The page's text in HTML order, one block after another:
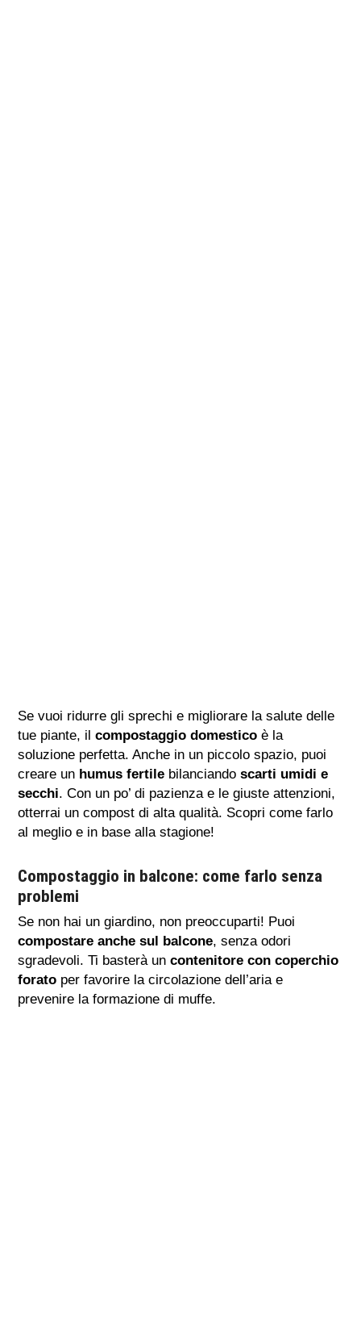
Se vuoi ridurre gli sprechi e migliorare la salute delle
tue piante, ilcompostaggio domestico è la
soluzione perfetta. Anche in un piccolo spazio, puoi
creare un humus fertile bilanciandoscarti umidi e
secchi. Con un po’ di pazienza e le giuste attenzioni,
otterrai un compost di alta qualità. Scopri come farlo
al meglio e in base alla stagione!
Compostaggio in balcone: come farlo senza
problemi
Se non hai un giardino, non preoccuparti! Puoi
compostare anche sul balcone, senza odori
sgradevoli. Ti basterà uncontenitore con coperchio
forato per favorire la circolazione dell’aria e
prevenire la formazione di muffe.